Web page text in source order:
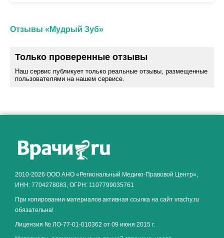
Отзывы «Мудрый Зуб»
Только проверенные отзывы
Наш сервис публикует только реальные отзывы, размещенные
пользователями на нашем сервисе.
2010-2026 ООО АНО «Региональный Медико-Правовой Центр»,
ИНН: 7704278083, ОГРН: 1107799035761
При копировании материалов активная ссылка на сайт vrachy.ru
обязательна!
Лицензия № ЛО-77-01-010362 от 09 июня 2015 г.